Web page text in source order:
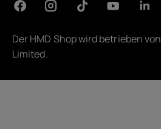
Der HMD Shop wird betrieben von
Limited.